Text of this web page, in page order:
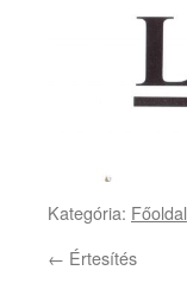
Kategória: Főoldal
← Értesítés